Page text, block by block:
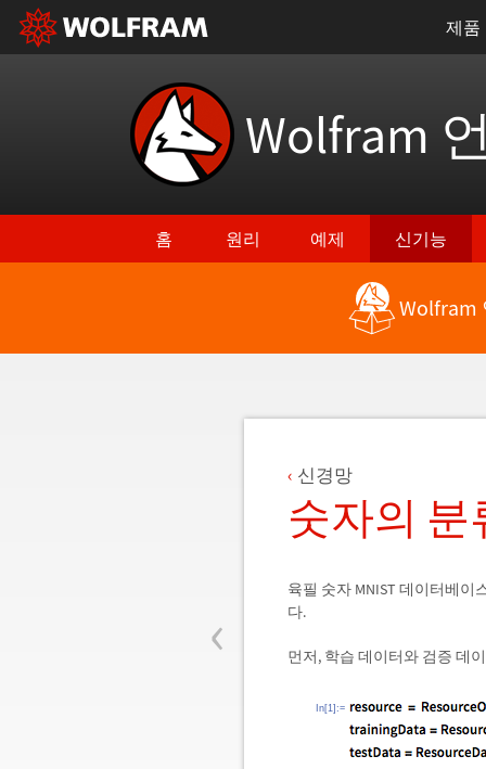
제품
Wolfram
홈 원리 예제 신기능
Wolfram
‹
신경망
숫자의 분
육필 숫자 MNIST 데이터베
다.
먼저, 학습 데이터와 검증 데
In[1]:=